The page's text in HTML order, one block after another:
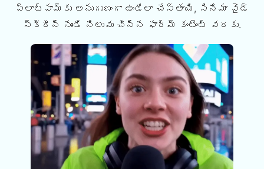
ప్లాట్ఫామ్కు అనుగుణంగా ఉండేలా చేస్తాయి, సినిమా వైడ్
స్క్రీన్ నుండి నిలువు చిన్న ఫార్మ్ కంటెంట్ వరకు.